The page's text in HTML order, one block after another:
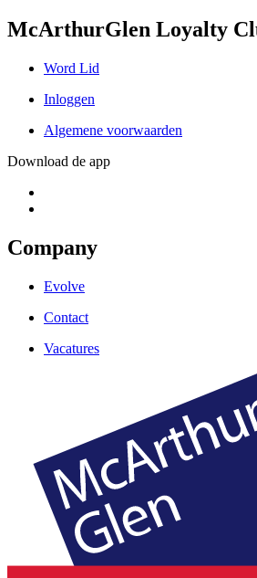
McArthurGlen Loyalty
Word Lid
Inloggen
Algemene voorwaarden
Download de app
Company
Evolve
Contact
Vacatures